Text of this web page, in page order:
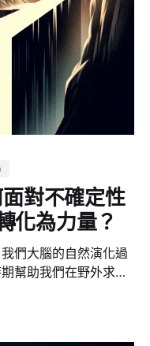
對不確定性
化為力量？
們大腦的自然演化過
幫助我們在野外求生
，讓我們迅速應對可